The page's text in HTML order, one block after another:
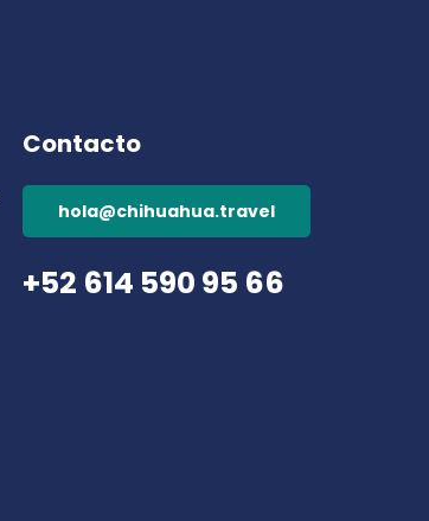
Contacto
hola@chihuahua.travel
+52 614 590 95 66